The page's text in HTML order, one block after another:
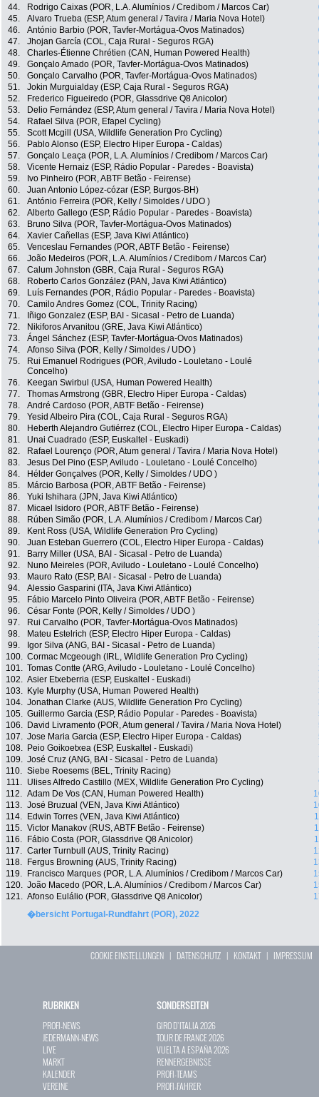
44.
Rodrigo Caixas (POR, L.A. Alumínios / Credibom / Marcos Car)
45.
Alvaro Trueba (ESP, Atum general / Tavira / Maria Nova Hotel)
46.
António Barbio (POR, Tavfer-Mortágua-Ovos Matinados)
47.
Jhojan García (COL, Caja Rural - Seguros RGA)
48.
Charles-Étienne Chrétien (CAN, Human Powered Health)
49.
Gonçalo Amado (POR, Tavfer-Mortágua-Ovos Matinados)
50.
Gonçalo Carvalho (POR, Tavfer-Mortágua-Ovos Matinados)
51.
Jokin Murguialday (ESP, Caja Rural - Seguros RGA)
52.
Frederico Figueiredo (POR, Glassdrive Q8 Anicolor)
53.
Delio Fernández (ESP, Atum general / Tavira / Maria Nova Hotel)
54.
Rafael Silva (POR, Efapel Cycling)
55.
Scott Mcgill (USA, Wildlife Generation Pro Cycling)
56.
Pablo Alonso (ESP, Electro Hiper Europa - Caldas)
57.
Gonçalo Leaça (POR, L.A. Alumínios / Credibom / Marcos Car)
58.
Vicente Hernaiz (ESP, Rádio Popular - Paredes - Boavista)
59.
Ivo Pinheiro (POR, ABTF Betão - Feirense)
60.
Juan Antonio López-cózar (ESP, Burgos-BH)
61.
António Ferreira (POR, Kelly / Simoldes / UDO )
62.
Alberto Gallego (ESP, Rádio Popular - Paredes - Boavista)
63.
Bruno Silva (POR, Tavfer-Mortágua-Ovos Matinados)
64.
Xavier Cañellas (ESP, Java Kiwi Atlántico)
65.
Venceslau Fernandes (POR, ABTF Betão - Feirense)
66.
João Medeiros (POR, L.A. Alumínios / Credibom / Marcos Car)
67.
Calum Johnston (GBR, Caja Rural - Seguros RGA)
68.
Roberto Carlos González (PAN, Java Kiwi Atlántico)
69.
Luís Fernandes (POR, Rádio Popular - Paredes - Boavista)
70.
Camilo Andres Gomez (COL, Trinity Racing)
71.
Iñigo Gonzalez (ESP, BAI - Sicasal - Petro de Luanda)
72.
Nikiforos Arvanitou (GRE, Java Kiwi Atlántico)
73.
Ángel Sánchez (ESP, Tavfer-Mortágua-Ovos Matinados)
74.
Afonso Silva (POR, Kelly / Simoldes / UDO )
75.
Rui Emanuel Rodrigues (POR, Aviludo - Louletano - Loulé
Concelho)
76. Keegan Swirbul (USA, Human Powered Health)
77.
Thomas Armstrong (GBR, Electro Hiper Europa - Caldas)
78.
André Cardoso (POR, ABTF Betão - Feirense)
79.
Yesid Albeiro Pira (COL, Caja Rural - Seguros RGA)
80.
Heberth Alejandro Gutiérrez (COL, Electro Hiper Europa - Caldas)
81.
Unai Cuadrado (ESP, Euskaltel - Euskadi)
82.
Rafael Lourenço (POR, Atum general / Tavira / Maria Nova Hotel)
83.
Jesus Del Pino (ESP, Aviludo - Louletano - Loulé Concelho)
84.
Hélder Gonçalves (POR, Kelly / Simoldes / UDO )
85.
Márcio Barbosa (POR, ABTF Betão - Feirense)
86.
Yuki Ishihara (JPN, Java Kiwi Atlántico)
87.
Micael Isidoro (POR, ABTF Betão - Feirense)
88.
Rúben Simão (POR, L.A. Alumínios / Credibom / Marcos Car)
89.
Kent Ross (USA, Wildlife Generation Pro Cycling)
90.
Juan Esteban Guerrero (COL, Electro Hiper Europa - Caldas)
91.
Barry Miller (USA, BAI - Sicasal - Petro de Luanda)
92.
Nuno Meireles (POR, Aviludo - Louletano - Loulé Concelho)
93.
Mauro Rato (ESP, BAI - Sicasal - Petro de Luanda)
94.
Alessio Gasparini (ITA, Java Kiwi Atlántico)
95.
Fábio Marcelo Pinto Oliveira (POR, ABTF Betão - Feirense)
96.
César Fonte (POR, Kelly / Simoldes / UDO )
97.
Rui Carvalho (POR, Tavfer-Mortágua-Ovos Matinados)
98.
Mateu Estelrich (ESP, Electro Hiper Europa - Caldas)
99.
Igor Silva (ANG, BAI - Sicasal - Petro de Luanda)
100. Cormac Mcgeough (IRL, Wildlife Generation Pro Cycling)
101. Tomas Contte (ARG, Aviludo - Louletano - Loulé Concelho)
102. Asier Etxeberria (ESP, Euskaltel - Euskadi)
103.
Kyle Murphy (USA, Human Powered Health)
104. Jonathan Clarke (AUS, Wildlife Generation Pro Cycling)
105. Guillermo Garcia (ESP, Rádio Popular - Paredes - Boavista)
106.
David Livramento (POR, Atum general / Tavira / Maria Nova Hotel)
107. Jose Maria Garcia (ESP, Electro Hiper Europa - Caldas)
108.
Peio Goikoetxea (ESP, Euskaltel - Euskadi)
109. José Cruz (ANG, BAI - Sicasal - Petro de Luanda)
110. Siebe Roesems (BEL, Trinity Racing)
111.
Ulises Alfredo Castillo (MEX, Wildlife Generation Pro Cycling)
112. Adam De Vos (CAN, Human Powered Health)
113. José Bruzual (VEN, Java Kiwi Atlántico)
114.
Edwin Torres (VEN, Java Kiwi Atlántico)
115. Victor Manakov (RUS, ABTF Betão - Feirense)
116.
Fábio Costa (POR, Glassdrive Q8 Anicolor)
117. Carter Turnbull (AUS, Trinity Racing)
118.
Fergus Browning (AUS, Trinity Racing)
119.
Francisco Marques (POR, L.A. Alumínios / Credibom / Marcos Car)
120. João Macedo (POR, L.A. Alumínios / Credibom / Marcos Car)
121. Afonso Eulálio (POR, Glassdrive Q8 Anicolor)
�bersicht Portugal-Rundfahrt (POR), 2022
COOKIE EINSTELLUNGEN | DATENSCHUTZ | KONTAKT| IMPRESSUM
RUBRIKEN
PROFI-NEWS
JEDERMANN-NEWS
LIVE
MARKT
KALENDER
VEREINE
SONDERSEITEN
GIRO D`ITALIA 2026
TOUR DE FRANCE 2026
VUELTA A ESPAÑA 2026
RENNERGEBNISSE
PROFI-TEAMS
PROFI-FAHRER